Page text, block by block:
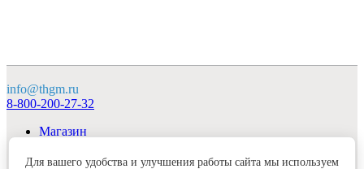
info@thgm.ru
8-800-200-27-32
Магазин
Продукция
Для вашего удобства и улучшения работы сайта мы используем